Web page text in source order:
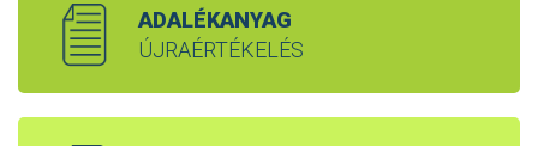
ADALÉKANYAG
ÚJRAÉRTÉKELÉS